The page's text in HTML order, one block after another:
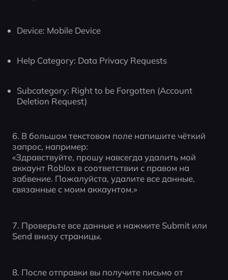
Device: Mobile Device
Help Category: Data Privacy Requests
Subcategory: Right to be Forgotten (Account
Deletion Request)
6. В большом текстовом поле напишите чёткий
запрос, например:
«Здравствуйте, прошу навсегда удалить мой
аккаунт Roblox в соответствии с правом на
забвение. Пожалуйста, удалите все данные,
связанные с моим аккаунтом.»
7. Проверьте все данные и нажмите Submit или
Send внизу страницы.
8. После отправки вы получите письмо от